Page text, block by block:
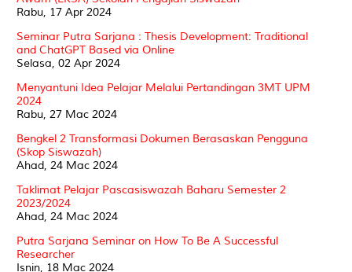
Rabu, 17 Apr 2024
Seminar Putra Sarjana : Thesis Development: Traditional
and ChatGPT Based via Online
Selasa, 02 Apr 2024
Menyantuni Idea Pelajar Melalui Pertandingan 3MT UPM
2024
Rabu, 27 Mac 2024
Bengkel 2 Transformasi Dokumen Berasaskan Pengguna
(Skop Siswazah)
Ahad, 24 Mac 2024
Taklimat Pelajar Pascasiswazah Baharu Semester 2
2023/2024
Ahad, 24 Mac 2024
Putra Sarjana Seminar on How To Be A Successful
Researcher
Isnin, 18 Mac 2024